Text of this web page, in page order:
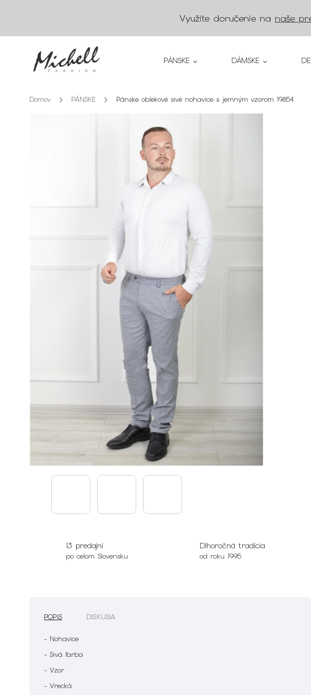
Využite doručenie na naše
PÁNSKE DÁMSKE
Domov / PÁNSKE / Pánske oblekové sivé nohavice s jemným vzorom 19854
13 predajní
po celom Slovensku
Dlhoročná tradícia
od roku 1995
POPIS DISKUSIA
- Nohavice
- Sivá farba
- Vzor
- Vrecká